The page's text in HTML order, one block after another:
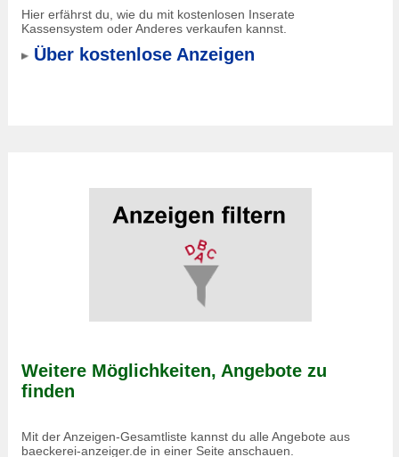
Hier erfährst du, wie du mit kostenlosen Inserate
Kassensystem oder Anderes verkaufen kannst.
Über kostenlose Anzeigen
Weitere Möglichkeiten, Angebote zu
finden
Mit der Anzeigen-Gesamtliste kannst du alle Angebote aus
baeckerei-anzeiger.de in einer Seite anschauen.